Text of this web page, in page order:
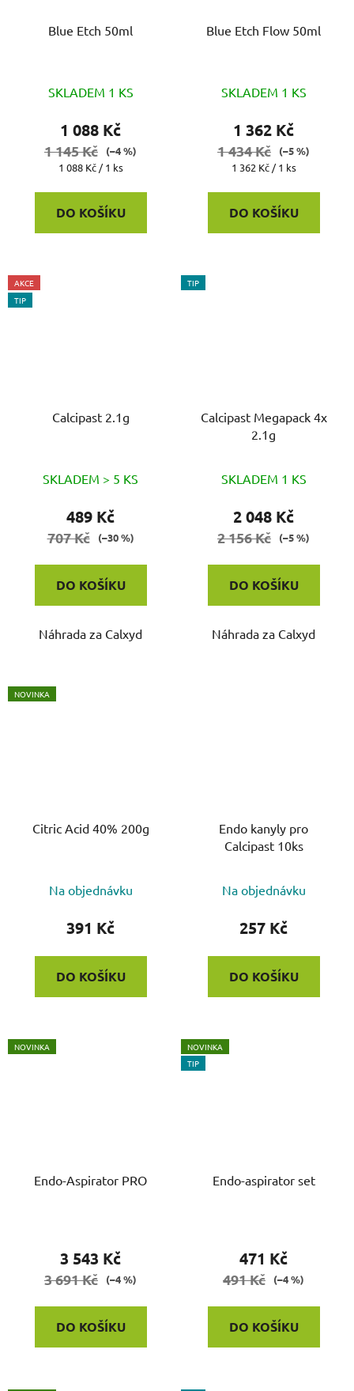
Blue Etch 50ml
SKLADEM 1 KS
1 088 Kč
1 145 Kč
(–4 %)
Měrná
1 088 Kč / 1 ks
DO KOŠÍKU
Blue Etch Flow 50ml
SKLADEM 1 KS
1 362 Kč
1 434 Kč
(–5 %)
Měrná
1 362 Kč / 1 ks
DO KOŠÍKU
AKCE
TIP
Calcipast 2.1g
SKLADEM > 5 KS
489 Kč
707 Kč (–30 %)
DO KOŠÍKU
Náhrada za Calxyd
TIP
Calcipast Megapack 4x
2.1g
SKLADEM 1 KS
2 048 Kč
2 156 Kč (–5 %)
DO KOŠÍKU
Náhrada za Calxyd
NOVINKA
Citric Acid 40% 200g
Na objednávku
391 Kč
DO KOŠÍKU
Endo kanyly pro
Calcipast 10ks
Na objednávku
257 Kč
DO KOŠÍKU
NOVINKA
Endo-Aspirator PRO
3 543 Kč
3 691 Kč (–4 %)
DO KOŠÍKU
NOVINKA
TIP
Endo-aspirator set
471 Kč
491 Kč (–4 %)
DO KOŠÍKU